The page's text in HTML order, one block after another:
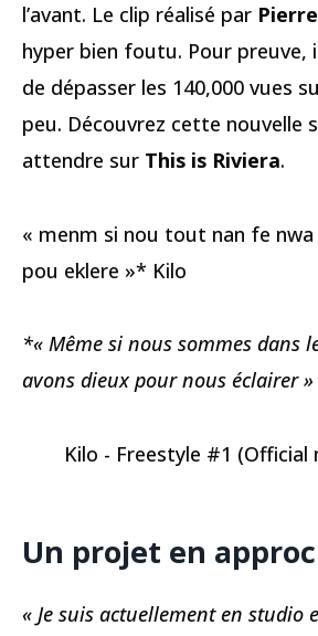
l’avant. Le clip réalisé par
hyper bien foutu. Pour
de dépasser les 140,000 vues
peu. Découvrez cette nouvelle
attendre sur This is Riviera.
« menm si nou tout nan fe
pou eklere »* Kilo
*« Même si nous sommes dans
avons dieux pour nous éclairer
Kilo - Freestyle #1 (Official
Un projet en
« Je suis actuellement en studio